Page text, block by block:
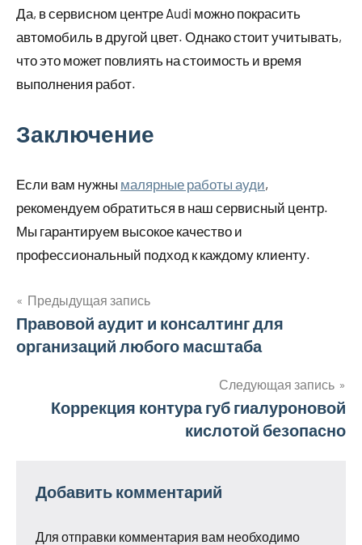
Да, в сервисном центре Audi можно покрасить
автомобиль в другой цвет. Однако стоит учитывать,
что это может повлиять на стоимость и время
выполнения работ.
Заключение
Если вам нужны малярные работы ауди,
рекомендуем обратиться в наш сервисный центр.
Мы гарантируем высокое качество и
профессиональный подход к каждому клиенту.
Навигация
по
Предыдущая запись
Правовой аудит и консалтинг для
организаций любого масштаба
Следующая запись
Коррекция контура губ гиалуроновой
кислотой безопасно
Добавить комментарий
Для отправки комментария вам необходимо